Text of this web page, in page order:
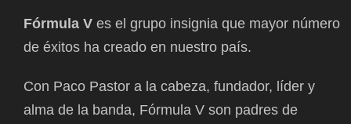
Fórmula V es el grupo insignia que mayor número
de éxitos ha creado en nuestro país.
Con Paco Pastor a la cabeza, fundador, líder y
alma de la banda, Fórmula V son padres de